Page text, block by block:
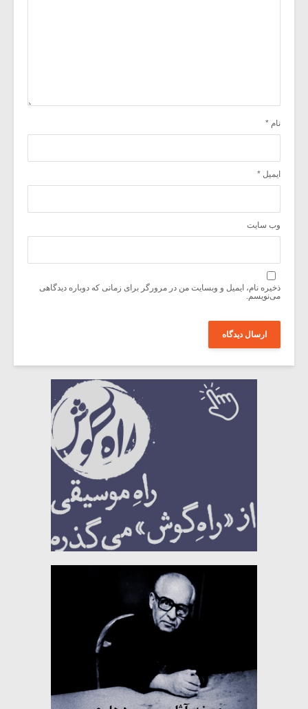
نام *
ایمیل *
وب‌ سایت
ذخیره نام، ایمیل و وبسایت من در مرورگر برای زمانی که دوباره دیدگاهی
می‌نویسم.